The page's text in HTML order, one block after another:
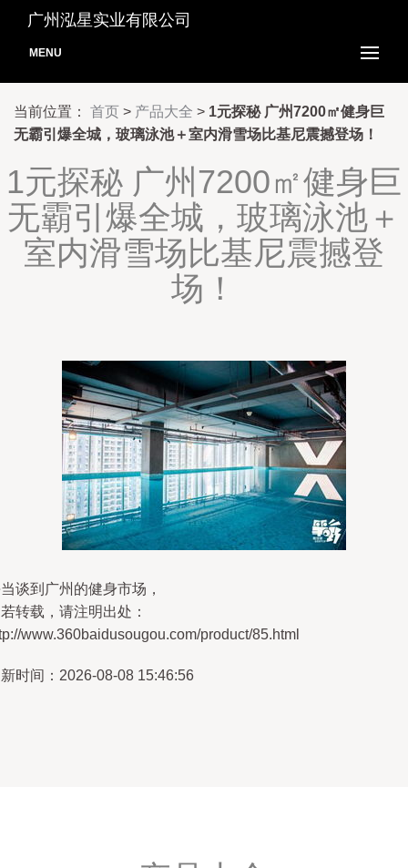
广州泓星实业有限公司
MENU
当前位置： 首页 > 产品大全 > 1元探秘 广州7200㎡健身巨
无霸引爆全城，玻璃泳池＋室内滑雪场比基尼震撼登场！
1元探秘 广州7200㎡健身巨
无霸引爆全城，玻璃泳池＋
室内滑雪场比基尼震撼登
场！
谈到广州的健身市场，
转载，请注明出处：
www.360baidusougou.com/product/85.html
时间：2026-08-08 15:46:56